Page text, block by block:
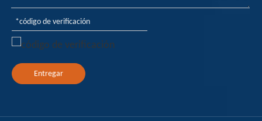
Entregar